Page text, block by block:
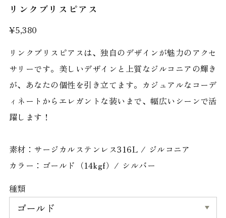
リンクブリスピアス
¥5,380
リンクブリスピアスは、独自のデザインが魅力のアクセ
サリーです。美しいデザインと上質なジルコニアの輝き
が、あなたの個性を引き立てます。カジュアルなコーデ
ィネートからエレガントな装いまで、幅広いシーンで活
躍します！
素材：サージカルステンレス316L / ジルコニア
カラー：ゴールド（14kgf）/ シルバー
種類